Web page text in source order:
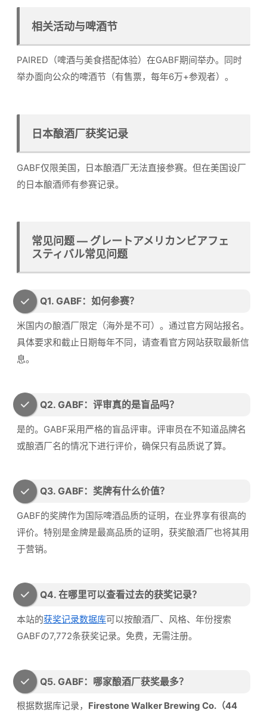
相关活动与啤酒节
PAIRED（啤酒与美食搭配体验）在GABF期间举办。同时
举办面向公众的啤酒节（有售票，每年6万+参观者）。
日本酿酒厂获奖记录
GABF仅限美国，日本酿酒厂无法直接参赛。但在美国设厂
的日本酿酒师有参赛记录。
常见问题 — グレートアメリカンビアフェ
スティバル常见问题
Q1. GABF：如何参赛？
米国内の酿酒厂限定（海外是不可）。通过官方网站报名。
具体要求和截止日期每年不同，请查看官方网站获取最新信
息。
Q2. GABF：评审真的是盲品吗？
是的。GABF采用严格的盲品评审。评审员在不知道品牌名
或酿酒厂名的情况下进行评价，确保只有品质说了算。
Q3. GABF：奖牌有什么价值？
GABF的奖牌作为国际啤酒品质的证明，在业界享有很高的
评价。特别是金牌是最高品质的证明，获奖酿酒厂也将其用
于营销。
Q4. 在哪里可以查看过去的获奖记录？
本站的获奖记录数据库可以按酿酒厂、风格、年份搜索
GABFの7,772条获奖记录。免费，无需注册。
Q5. GABF：哪家酿酒厂获奖最多？
根据数据库记录， Firestone Walker Brewing Co.（44